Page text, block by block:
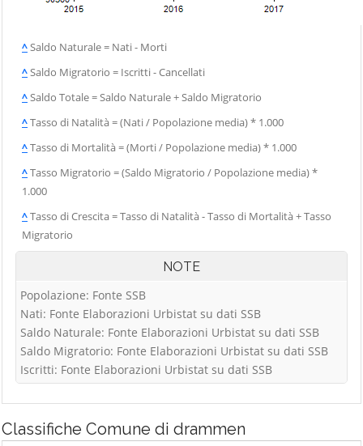
^Saldo Naturale = Nati - Morti
^Saldo Migratorio = Iscritti - Cancellati
^Saldo Totale = Saldo Naturale + Saldo Migratorio
^Tasso di Natalità = (Nati / Popolazione media) * 1.000
^Tasso di Mortalità = (Morti / Popolazione media) * 1.000
^Tasso Migratorio = (Saldo Migratorio / Popolazione media) *
1.000
^Tasso di Crescita = Tasso di Natalità - Tasso di Mortalità + Tasso
Migratorio
NOTE
Popolazione: Fonte SSB
Nati: Fonte Elaborazioni Urbistat su dati SSB
Saldo Naturale: Fonte Elaborazioni Urbistat su dati SSB
Saldo Migratorio: Fonte Elaborazioni Urbistat su dati SSB
Iscritti: Fonte Elaborazioni Urbistat su dati SSB
Classifiche Comune di drammen